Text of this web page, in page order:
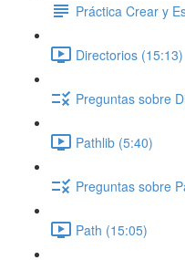
Práctica Crear y
Directorios (15:13)
Preguntas sobre
Pathlib (5:40)
Preguntas sobre
Path (15:05)